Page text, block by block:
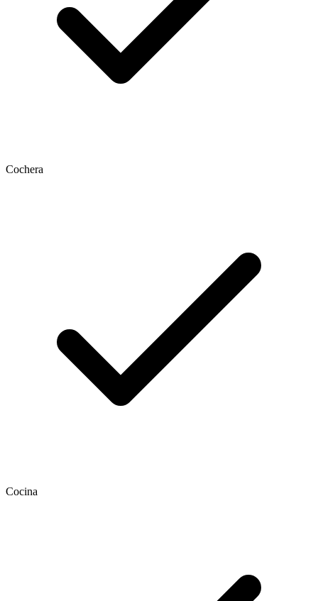
Cochera
Cocina